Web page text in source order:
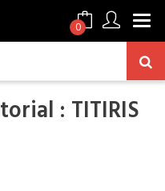
0
: TITIRIS